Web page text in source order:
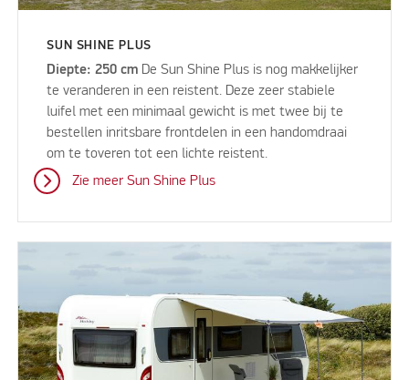
SUN SHINE PLUS
Diepte: 250 cm De Sun Shine Plus is nog makkelijker
te veranderen in een reistent. Deze zeer stabiele
luifel met een minimaal gewicht is met twee bij te
bestellen inritsbare frontdelen in een handomdraai
om te toveren tot een lichte reistent.
Zie meer Sun Shine Plus